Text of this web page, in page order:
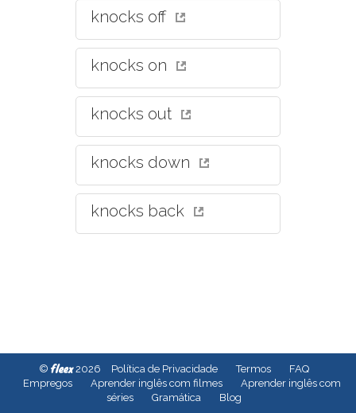
knocks off
knocks on
knocks out
knocks down
knocks back
© fleex2026 Política de Privacidade Termos
FAQ
Empregos
Aprender inglês com filmes
Aprender inglês com
séries
Gramática Blog